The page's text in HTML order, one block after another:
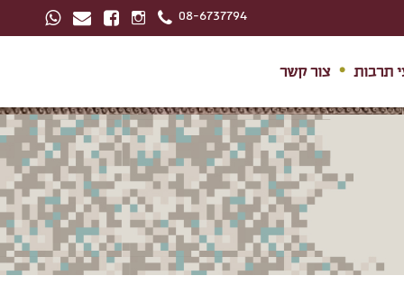
08-6737794
תרבות צור קשר